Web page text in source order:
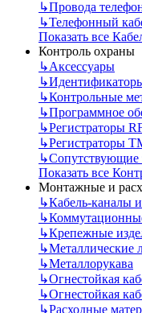
↳Провода
↳Телефонный
Показать все
Контроль охраны
↳Аксессуары
↳
↳Контрольные
↳Программное
↳Регистраторы
↳Регистраторы
↳Сопутствующие
Показать все
Монтажные и
↳Кабель-каналы
↳
↳Крепежные
↳Металлические
↳Металлорукава
↳Огнестойкая
↳Огнестойкая
↳Расходные